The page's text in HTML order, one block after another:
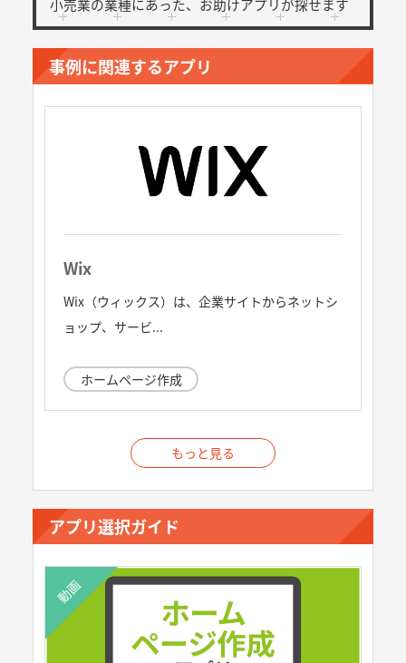
事例に関連するアプリ
Wix
Wix（ウィックス）は、企業サイトからネットシ
ョップ、サービ...
ホームページ作成
もっと見る
アプリ選択ガイド
動画